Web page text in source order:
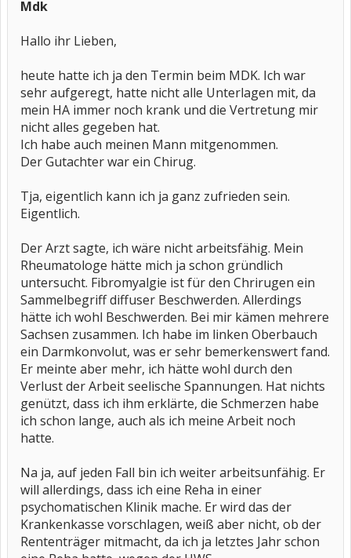
Mdk
Hallo ihr Lieben,
heute hatte ich ja den Termin beim MDK. Ich war
sehr aufgeregt, hatte nicht alle Unterlagen mit, da
mein HA immer noch krank und die Vertretung mir
nicht alles gegeben hat.
Ich habe auch meinen Mann mitgenommen.
Der Gutachter war ein Chirug.
Tja, eigentlich kann ich ja ganz zufrieden sein.
Eigentlich.
Der Arzt sagte, ich wäre nicht arbeitsfähig. Mein
Rheumatologe hätte mich ja schon gründlich
untersucht. Fibromyalgie ist für den Chrirugen ein
Sammelbegriff diffuser Beschwerden. Allerdings
hätte ich wohl Beschwerden. Bei mir kämen mehrere
Sachsen zusammen. Ich habe im linken Oberbauch
ein Darmkonvolut, was er sehr bemerkenswert fand.
Er meinte aber mehr, ich hätte wohl durch den
Verlust der Arbeit seelische Spannungen. Hat nichts
genützt, dass ich ihm erklärte, die Schmerzen habe
ich schon lange, auch als ich meine Arbeit noch
hatte.
Na ja, auf jeden Fall bin ich weiter arbeitsunfähig. Er
will allerdings, dass ich eine Reha in einer
psychomatischen Klinik mache. Er wird das der
Krankenkasse vorschlagen, weiß aber nicht, ob der
Rententräger mitmacht, da ich ja letztes Jahr schon